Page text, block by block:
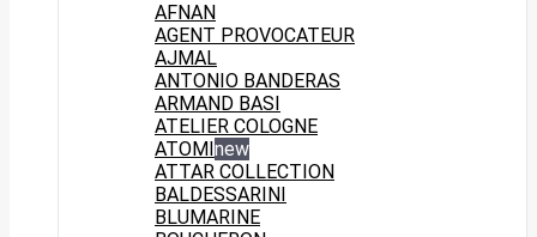
AFNAN
AGENT PROVOCATEUR
AJMAL
ANTONIO BANDERAS
ARMAND BASI
ATELIER COLOGNE
ATOMI new
ATTAR COLLECTION
BALDESSARINI
BLUMARINE